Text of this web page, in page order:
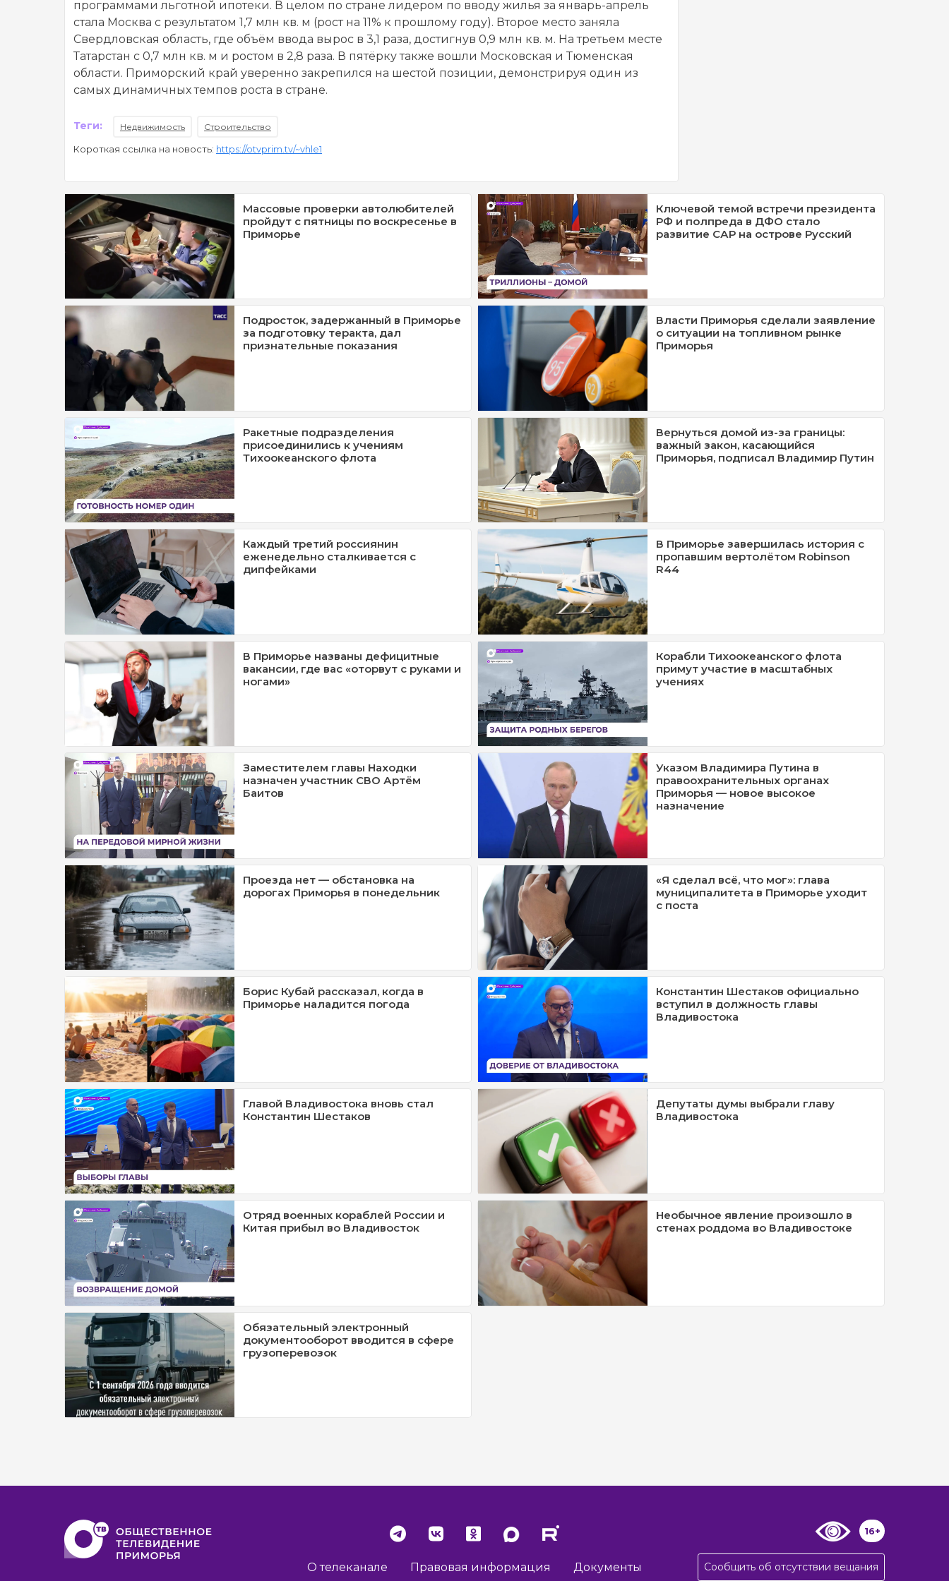
программами льготной ипотеки. В целом по стране лидером по вводу жилья за январь-апрель
стала Москва с результатом 1,7 млн кв. м (рост на 11% к прошлому году). Второе место заняла
Свердловская область, где объём ввода вырос в 3,1 раза, достигнув 0,9 млн кв. м. На третьем месте
Татарстан с 0,7 млн кв. м и ростом в 2,8 раза. В пятёрку также вошли Московская и Тюменская
области. Приморский край уверенно закрепился на шестой позиции, демонстрируя один из
самых динамичных темпов роста в стране.
Теги: Недвижимость Строительство
Короткая ссылка на новость: https://otvprim.tv/~vhle1
Массовые проверки автолюбителей
пройдут с пятницы по воскресенье в
Приморье
Ключевой темой встречи президента
РФ и полпреда в ДФО стало
развитие САР на острове Русский
Подросток, задержанный в Приморье
за подготовку теракта, дал
признательные показания
Власти Приморья сделали заявление
о ситуации на топливном рынке
Приморья
Ракетные подразделения
присоединились к учениям
Тихоокеанского флота
Вернуться домой из-за границы:
важный закон, касающийся
Приморья, подписал Владимир Путин
Каждый третий россиянин
еженедельно сталкивается с
дипфейками
В Приморье завершилась история с
пропавшим вертолётом Robinson
R44
В Приморье названы дефицитные
вакансии, где вас «оторвут с руками и
ногами»
Корабли Тихоокеанского флота
примут участие в масштабных
учениях
Заместителем главы Находки
назначен участник СВО Артём
Баитов
Указом Владимира Путина в
правоохранительных органах
Приморья — новое высокое
назначение
Проезда нет — обстановка на
дорогах Приморья в понедельник
«Я сделал всё, что мог»: глава
муниципалитета в Приморье уходит
с поста
Борис Кубай рассказал, когда в
Приморье наладится погода
Константин Шестаков официально
вступил в должность главы
Владивостока
Главой Владивостока вновь стал
Константин Шестаков
Депутаты думы выбрали главу
Владивостока
Отряд военных кораблей России и
Китая прибыл во Владивосток
Необычное явление произошло в
стенах роддома во Владивостоке
Обязательный электронный
документооборот вводится в сфере
грузоперевозок
О телеканале Правовая информация Документы
16+
Сообщить об отсутствии вещания